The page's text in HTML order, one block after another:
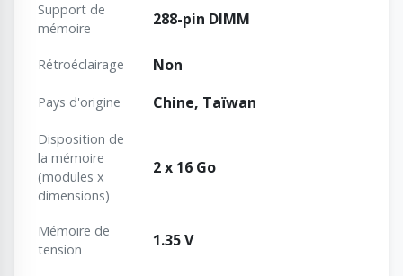
Support de
mémoire
288-pin DIMM
Rétroéclairage Non
Pays d'origine Chine, Taïwan
Disposition de
la mémoire
(modules x
dimensions)
2 x 16 Go
Mémoire de
tension
1.35 V